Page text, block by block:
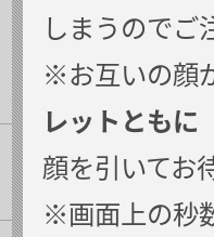
しまうのでご
※お互いの顔
レットともに
顔を引いてお
※画面上の秒